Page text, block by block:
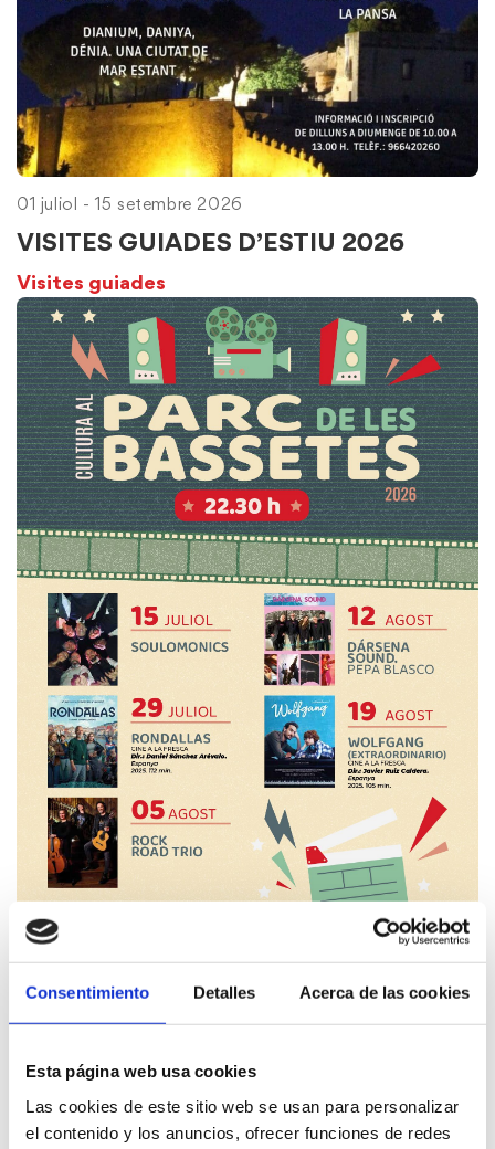
Consentimiento Detalles Acerca de las cookies
Esta página web usa cookies
Las cookies de este sitio web se usan para personalizar
el contenido y los anuncios, ofrecer funciones de redes
01 juliol - 15 setembre 2026
VISITES GUIADES D’ESTIU 2026
Visites guiades
CULTURA AL PARC DE LES BASSETES